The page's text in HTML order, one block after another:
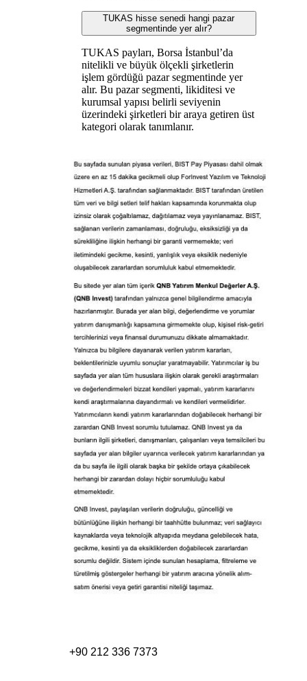
TUKAS hisse senedi hangi pazar
segmentinde yer alır?
TUKAS payları, Borsa İstanbul’da
nitelikli ve büyük ölçekli şirketlerin
işlem gördüğü pazar segmentinde yer
alır. Bu pazar segmenti, likiditesi ve
kurumsal yapısı belirli seviyenin
üzerindeki şirketleri bir araya getiren üst
kategori olarak tanımlanır.
+90 212 336 7373